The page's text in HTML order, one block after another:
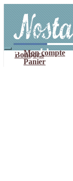
navigation
contenu
Mon compte
Panier
Bonbons